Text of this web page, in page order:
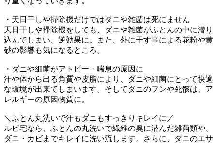
・天日干しや掃除機だけではダニや雑菌は死にません
天日干しや掃除機をしても、ダニや雑菌がふとんの中に潜り
込んでしまい、逆効果に。また、外に干す事による花粉や黄
砂の影響も気になるところ。
・ダニや細菌がアトピー・喘息の原因に
汗や体から出る角質や皮脂により、ダニや細菌にとって快適
な環境が出来てしまいます。そしてダニのフンや死骸は、ア
レルギーの原因物質に。
＼ふとん丸洗いで汗もダニもすっきりキレイに／
ルビ宅なら、ふとんの丸洗いで繊維の奥に潜んだ雑菌類や、
ダニ・カビまでキレイに洗い流します。さらに、ダニのエサ